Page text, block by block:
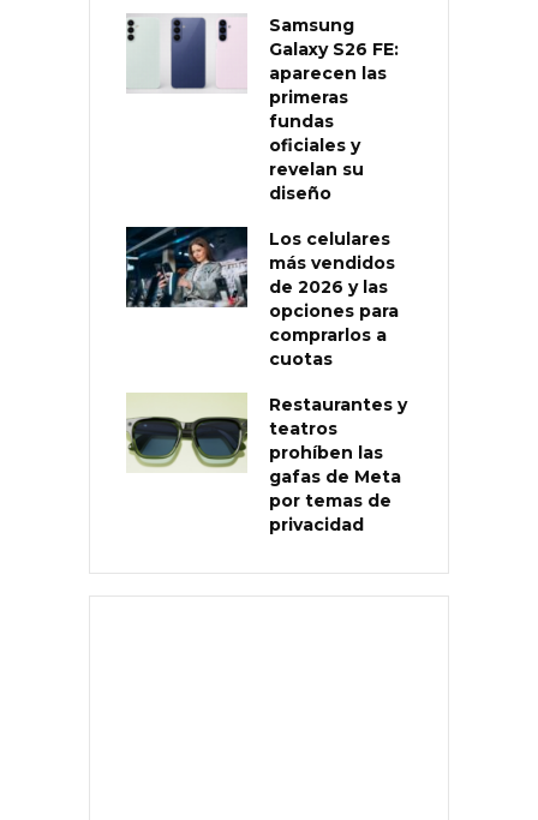
Samsung
Galaxy S26 FE:
aparecen las
primeras
fundas
oficiales y
revelan su
diseño
Los celulares
más vendidos
de 2026 y las
opciones para
comprarlos a
cuotas
Restaurantes y
teatros
prohíben las
gafas de Meta
por temas de
privacidad